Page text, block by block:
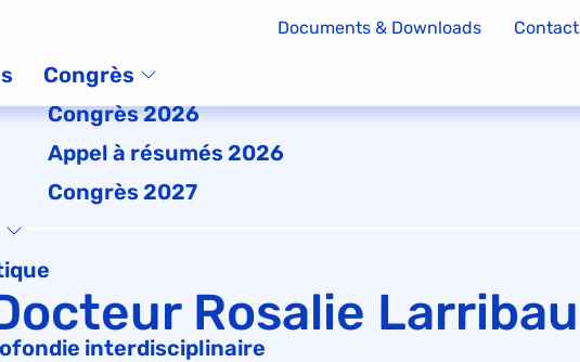
Documents & Downloads Contact
Congrès
Congrès 2026
Appel à résumés 2026
Congrès 2027
interdisciplinaire
Rosalie Larribau